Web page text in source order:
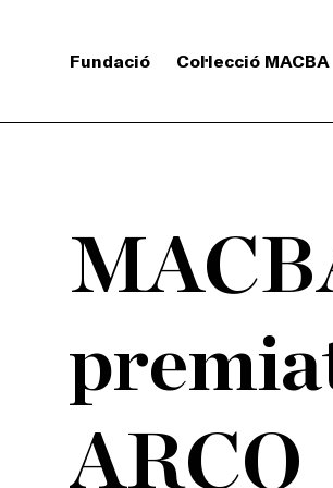
Fundació Col·lecció MACBA
ARCO